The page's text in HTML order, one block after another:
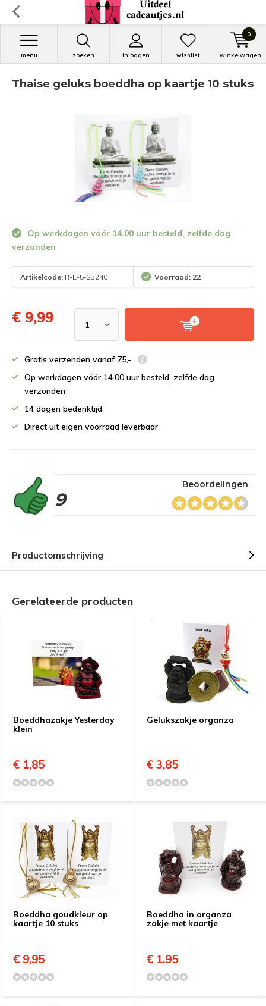
zoeken inloggen
menu wishlist winkelwagen
0
Thaise geluks boeddha op kaartje 10 stuks
Op werkdagen vóór 14.00 uur besteld, zelfde dag
verzonden
Artikelcode: R-E-5-23240 Voorraad: 22
€ 9,99
Gratis verzenden vanaf 75,-
Op werkdagen vóór 14.00 uur besteld, zelfde dag
verzonden
14 dagen bedenktijd
Direct uit eigen voorraad leverbaar
9
Beoordelingen
Productomschrijving
Gerelateerde producten
Boeddhazakje Yesterday
klein
€ 1,85
Gelukszakje organza
€ 3,85
Boeddha goudkleur op
kaartje 10 stuks
€ 9,95
Boeddha in organza
zakje met kaartje
€ 1,95